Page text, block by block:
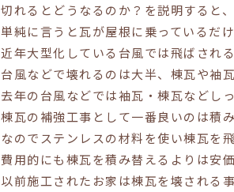
切れるとどうなるのか？を説明すると、
単純に言うと瓦が屋根に乗っているだ
近年大型化している台風では飛ばされ
台風などで壊れるのは大半、棟瓦や袖瓦
去年の台風などでは袖瓦・棟瓦などし
棟瓦の補強工事として一番良いのは積
なのでステンレスの材料を使い棟瓦を
費用的にも棟瓦を積み替えるよりは安価
以前施工されたお家は棟瓦を壊される